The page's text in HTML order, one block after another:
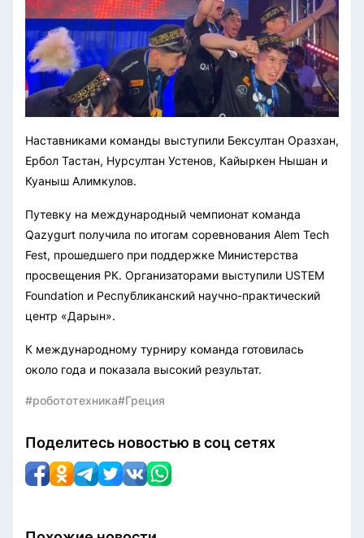
Наставниками команды выступили Бексултан Оразхан,
Ербол Тастан, Нурсултан Устенов, Кайыркен Нышан и
Куаныш Алимкулов.
Путевку на международный чемпионат команда
Qazygurt получила по итогам соревнования Alem Tech
Fest, прошедшего при поддержке Министерства
просвещения РК. Организаторами выступили USTEM
Foundation и Республиканский научно-практический
центр «Дарын».
К международному турниру команда готовилась
около года и показала высокий результат.
#робототехника#Греция
Поделитесь новостью в соц сетях